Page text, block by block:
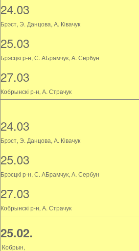
24.03
Брэст, Э. Данцова, А. Ківачук
25.03
Брэсцкі р-н, С. АБрамчук, А. Сербун
27.03
Кобрынскі р-н, А. Страчук
24.03
Брэст, Э. Данцова, А. Ківачук
25.03
Брэсцкі р-н, С. АБрамчук, А. Сербун
27.03
Кобрынскі р-н, А. Страчук
25.02.
Кобрын,